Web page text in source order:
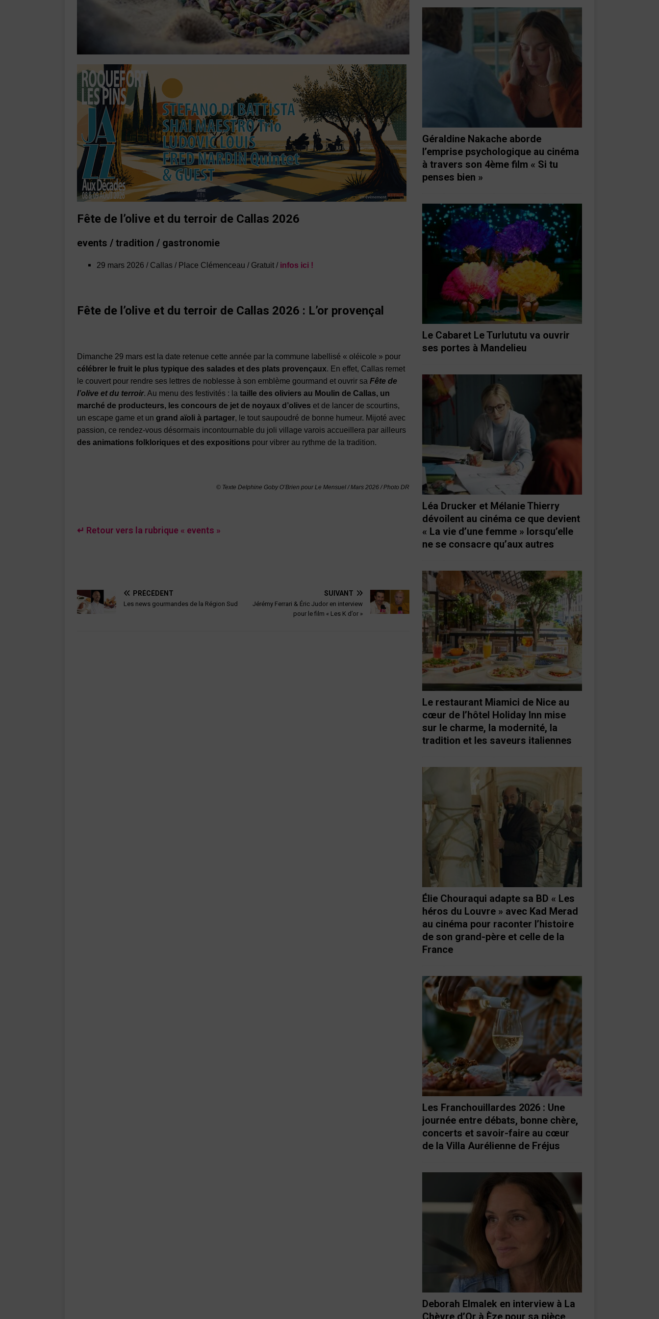
Fête de l’olive et du terroir de Callas 2026
events / tradition / gastronomie
29 mars 2026 / Callas / Place Clémenceau / Gratuit / infos ici !
Fête de l’olive et du terroir de Callas 2026 : L’or provençal
Dimanche 29 mars est la date retenue cette année par la commune labellisé « oléicole » pour
célébrer le fruit le plus typique des salades et des plats provençaux. En effet, Callas remet
le couvert pour rendre ses lettres de noblesse à son emblème gourmand et ouvrir sa Fête de
l’olive et du terroir. Au menu des festivités : la taille des oliviers au Moulin de Callas, un
marché de producteurs, les concours de jet de noyaux d’olives et de lancer de scourtins,
un escape game et un grand aïoli à partager, le tout saupoudré de bonne humeur. Mijoté avec
passion, ce rendez-vous désormais incontournable du joli village varois accueillera par ailleurs
des animations folkloriques et des expositions pour vibrer au rythme de la tradition.
© Texte Delphine Goby O’Brien pour Le Mensuel / Mars 2026 / Photo DR
↵ Retour vers la rubrique « events »
PRÉCÉDENT
Les news gourmandes de la Région Sud
SUIVANT
Jérémy Ferrari & Éric Judor en interview
pour le film « Les K d’or »
Géraldine Nakache aborde
l’emprise psychologique au cinéma
à travers son 4ème film « Si tu
penses bien »
Le Cabaret Le Turlututu va ouvrir
ses portes à Mandelieu
Léa Drucker et Mélanie Thierry
dévoilent au cinéma ce que devient
« La vie d’une femme » lorsqu’elle
ne se consacre qu’aux autres
Le restaurant Miamici de Nice au
cœur de l’hôtel Holiday Inn mise
sur le charme, la modernité, la
tradition et les saveurs italiennes
Élie Chouraqui adapte sa BD « Les
héros du Louvre » avec Kad Merad
au cinéma pour raconter l’histoire
de son grand-père et celle de la
France
Les Franchouillardes 2026 : Une
journée entre débats, bonne chère,
concerts et savoir-faire au cœur
de la Villa Aurélienne de Fréjus
Deborah Elmalek en interview à La